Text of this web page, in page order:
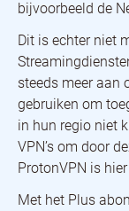
bijvoorbeeld de
Dit is echter niet
steeds meer aan
gebruiken om
in hun regio niet
VPN’s om door
ProtonVPN is
Met het Plus